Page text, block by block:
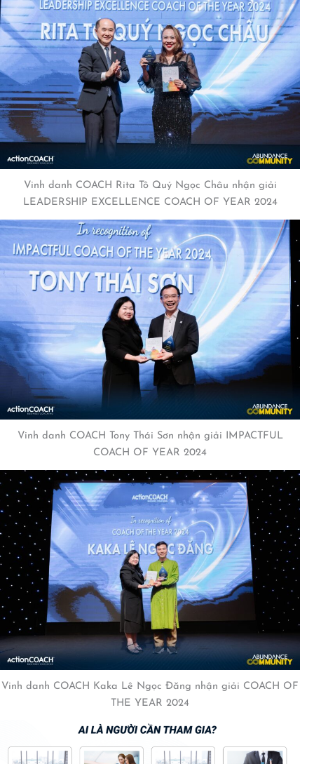
Vinh danh COACH Rita Tô Quý Ngọc Châu nhận giải
LEADERSHIP EXCELLENCE COACH OF YEAR 2024
Vinh danh COACH Tony Thái Sơn nhận giải IMPACTFUL
COACH OF YEAR 2024
Vinh danh COACH Kaka Lê Ngọc Đăng nhận giải COACH OF
THE YEAR 2024